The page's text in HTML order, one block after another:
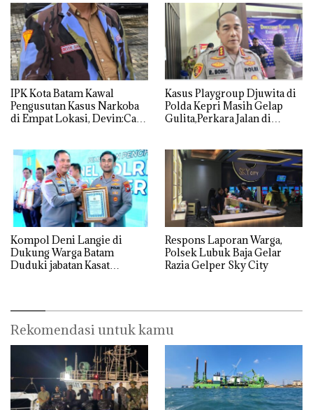
IPK Kota Batam Kawal
Pengusutan Kasus Narkoba
di Empat Lokasi, Devin:Cari
Kasus Playgroup Djuwita di
Polda Kepri Masih Gelap
Gulita,Perkara Jalan di
Kompol Deni Langie di
Dukung Warga Batam
Duduki jabatan Kasat
Respons Laporan Warga,
Polsek Lubuk Baja Gelar
Razia Gelper Sky City
Rekomendasi untuk kamu